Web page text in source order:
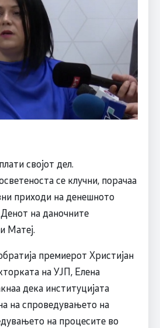
својот дел.
се клучни, порачаа
приходи на денешното
на даночните
Матеј.
премиерот Христијан
на УЈП, Елена
дека институцијата
на спроведувањето на
на процесите во